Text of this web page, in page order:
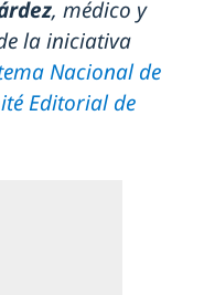
, médico y
la iniciativa
Nacional de
Editorial de